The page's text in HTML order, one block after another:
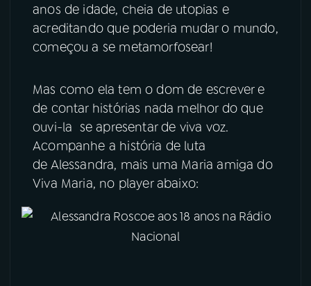
anos de idade, cheia de utopias e
acreditando que poderia mudar o mundo,
começou a se metamorfosear!
Mas como ela tem o dom de escrever e
de contar histórias nada melhor do que
ouvi-la se apresentar de viva voz.
Acompanhe a história de luta
de Alessandra, mais uma Maria amiga do
Viva Maria, no player abaixo: